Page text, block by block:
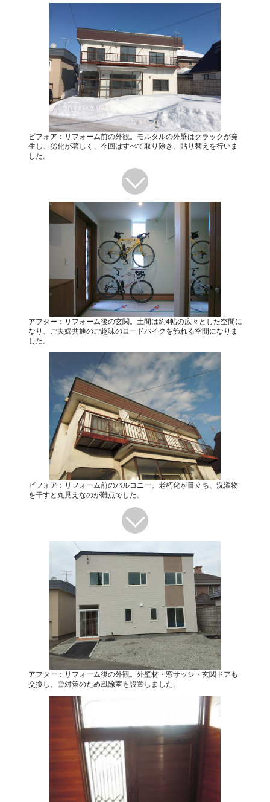
ビフォア：リフォーム前の外観。モルタルの外壁はクラックが発
生し、劣化が著しく、今回はすべて取り除き、貼り替えを行いま
した。
アフター：リフォーム後の玄関。土間は約4帖の広々とした空間に
なり、ご夫婦共通のご趣味のロードバイクを飾れる空間になりま
した。
ビフォア：リフォーム前のバルコニー。老朽化が目立ち、洗濯物
を干すと丸見えなのが難点でした。
アフター：リフォーム後の外観。外壁材・窓サッシ・玄関ドアも
交換し、雪対策のため風除室も設置しました。